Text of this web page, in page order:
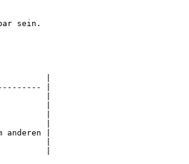
sein.
|
|
|
|
|
|
|
|
|